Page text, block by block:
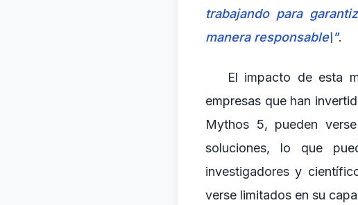
trabajando para
manera responsable\".
El impacto de esta
empresas que han
Mythos 5, pueden
soluciones, lo que
investigadores y
verse limitados en su